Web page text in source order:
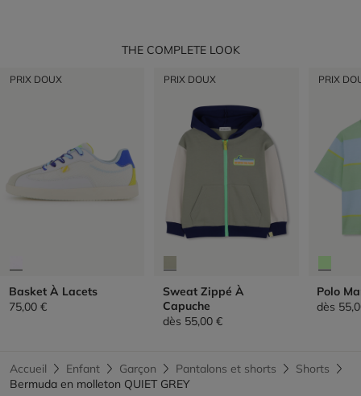
THE COMPLETE LOOK
PRIX DOUX
Basket À Lacets
75,00 €
PRIX DOUX
Sweat Zippé À
Capuche
dès 55,00 €
PRIX
Polo
dès
Accueil Enfant Garçon Pantalons et shorts
Shorts
Bermuda en molleton QUIET GREY